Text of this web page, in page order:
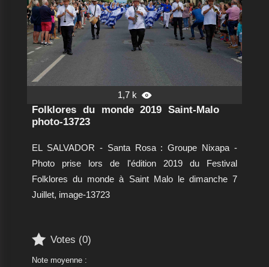
1,7 k 
Folklores du monde 2019 Saint-Malo
photo-13723
EL SALVADOR - Santa Rosa : Groupe Nixapa -
Photo prise lors de l'édition 2019 du Festival
Folklores du monde à Saint Malo le dimanche 7
Juillet, image-13723
 Votes (0)
Note moyenne :